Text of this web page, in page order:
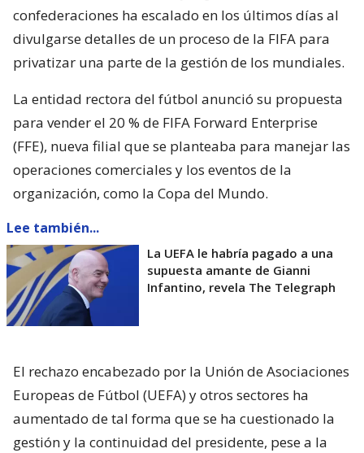
confederaciones ha escalado en los últimos días al
divulgarse detalles de un proceso de la FIFA para
privatizar una parte de la gestión de los mundiales.
La entidad rectora del fútbol anunció su propuesta
para vender el 20 % de FIFA Forward Enterprise
(FFE), nueva filial que se planteaba para manejar las
operaciones comerciales y los eventos de la
organización, como la Copa del Mundo.
Lee también...
La UEFA le habría pagado a una
supuesta amante de Gianni
Infantino, revela The Telegraph
El rechazo encabezado por la Unión de Asociaciones
Europeas de Fútbol (UEFA) y otros sectores ha
aumentado de tal forma que se ha cuestionado la
gestión y la continuidad del presidente, pese a la